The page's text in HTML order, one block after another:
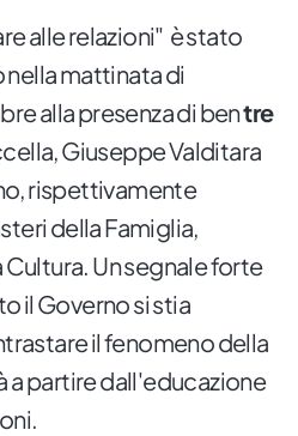
alle relazioni" è stato
mattinata di
alla presenza di bentre
Giuseppe Valditara
rispettivamente
della Famiglia,
Un segnale forte
il Governo si stia
il fenomeno della
a partire dall'educazione